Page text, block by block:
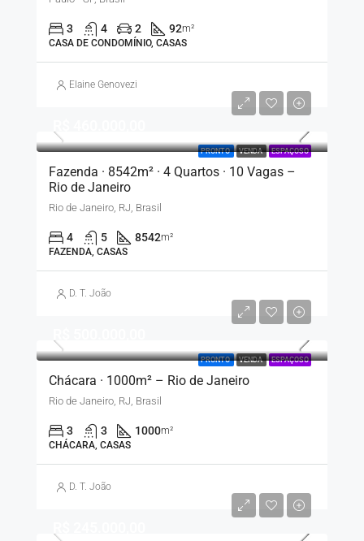
3 4 2 92m²
CASA DE CONDOMÍNIO, CASAS
Elaine Genovezi
PRONTO VENDA ESPAÇOSO
Fazenda · 8542m² · 4 Quartos · 10 Vagas –
Rio de Janeiro
Rio de Janeiro, RJ, Brasil
4 5 8542m²
FAZENDA, CASAS
D. T. João
PRONTO VENDA ESPAÇOSO
Chácara · 1000m² – Rio de Janeiro
Rio de Janeiro, RJ, Brasil
3 3 1000m²
CHÁCARA, CASAS
D. T. João